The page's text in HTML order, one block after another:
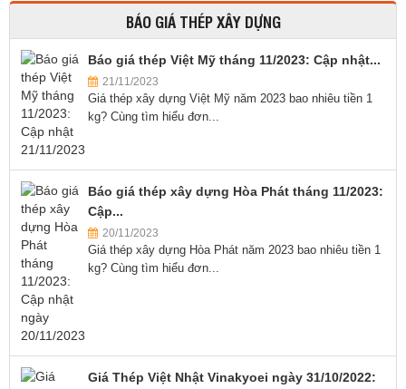
BÁO GIÁ THÉP XÂY DỰNG
Báo giá thép Việt Mỹ tháng 11/2023: Cập nhật...
21/11/2023
Giá thép xây dựng Việt Mỹ năm 2023 bao nhiêu tiền 1
kg? Cùng tìm hiểu đơn...
Báo giá thép xây dựng Hòa Phát tháng 11/2023:
Cập...
20/11/2023
Giá thép xây dựng Hòa Phát năm 2023 bao nhiêu tiền 1
kg? Cùng tìm hiểu đơn...
Giá Thép Việt Nhật Vinakyoei ngày 31/10/2022: